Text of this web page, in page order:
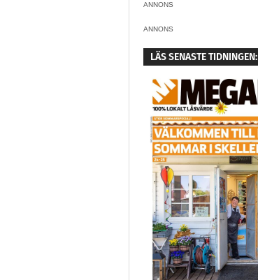
ANNONS
ANNONS
LÄS SENASTE TIDNINGEN: